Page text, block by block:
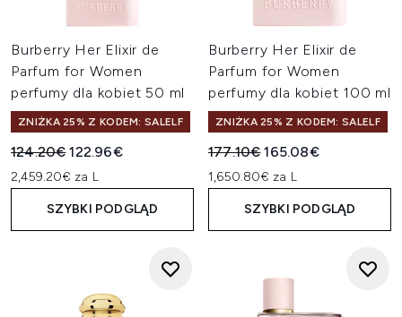
Burberry Her Elixir de
Parfum for Women
perfumy dla kobiet 50 ml
ZNIŻKA 25% Z KODEM: SALELF
Sugerowana cena detaliczna:
124.20€Aktualna cena:
122.96€
2,459.20€ za L
SZYBKI PODGLĄD
Burberry Her Elixir de
Parfum for Women
perfumy dla kobiet 100 ml
ZNIŻKA 25% Z KODEM: SALELF
Sugerowana cena
177.10€Aktualna cena:
165.08€
1,650.80€ za L
SZYBKI PODGLĄD